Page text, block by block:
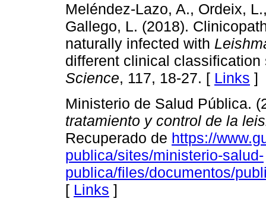
Meléndez-Lazo, A., Ordeix,
Gallego, L. (2018).
naturally infected with
different clinical
Science, 117, 18-27. [ Links ]
Ministerio de Salud Pública.
tratamiento y control de la
Recuperado de https://
publica/sites/ministerio-salud-
publica/files/documentos/
[ Links ]